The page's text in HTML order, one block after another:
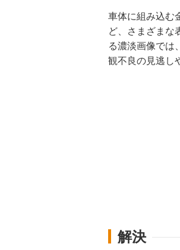
車体に組み込む
ど、さまざまな
る濃淡画像では
観不良の見逃し
解決